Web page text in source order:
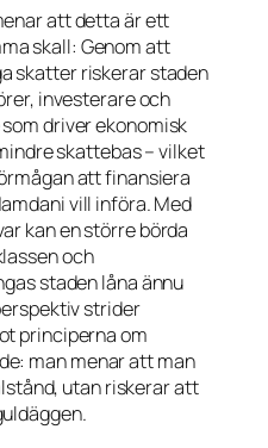
att detta är ett
skall: Genom att
skatter riskerar staden
investerare och
driver ekonomisk
skattebas – vilket
att finansiera
vill införa. Med
kan en större börda
och
staden låna ännu
strider
principerna om
man menar att man
utan riskerar att